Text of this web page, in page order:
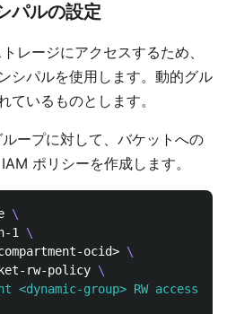
パルの設定
レージにアクセスするため、
シパルを使用します。動的グル
ているものとします。
ープに対して、バケットへの
ポリシーを作成します。
\
1 \
ocid> \
rw-policy \
<dynamic-group> RW access